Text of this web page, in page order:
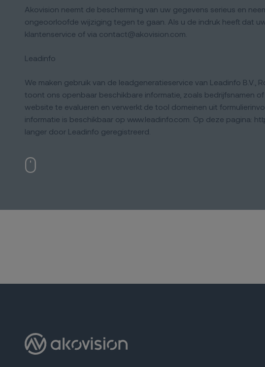
Akovision neemt de bescherming van uw gegevens serieus en
ongeoorloofde wijziging tegen te gaan. Als u de indruk heeft dat
klantenservice of via contact@akovision.com.
Leadinfo
We maken gebruik van de leadgeneratieservice van Leadinfo
toont ons openbaar beschikbare informatie, zoals bedrijfsnamen
website te evalueren en verwerkt de tool domeinen uit
informatie is beschikbaar op www.leadinfo.com. Op deze pagina:
langer door Leadinfo geregistreerd.